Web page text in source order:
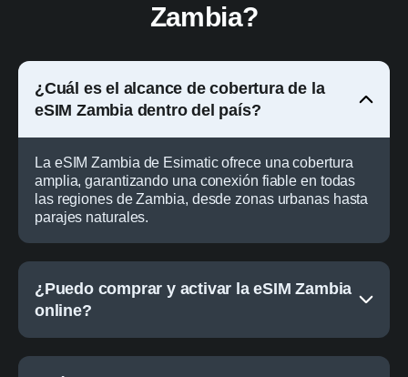
Zambia?
¿Cuál es el alcance de cobertura de la
eSIM Zambia dentro del país?
La eSIM Zambia de Esimatic ofrece una cobertura
amplia, garantizando una conexión fiable en todas
las regiones de Zambia, desde zonas urbanas hasta
parajes naturales.
¿Puedo comprar y activar la eSIM Zambia
online?